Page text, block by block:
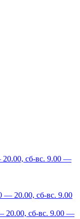
сб-вс. 9.00 —
— 20.00, сб-вс. 9.00
20.00, сб-вс. 9.00 —